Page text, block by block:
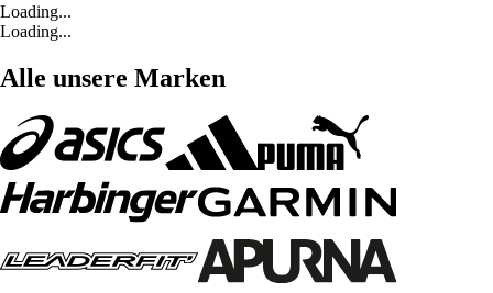
Loading...
Loading...
Alle unsere Marken